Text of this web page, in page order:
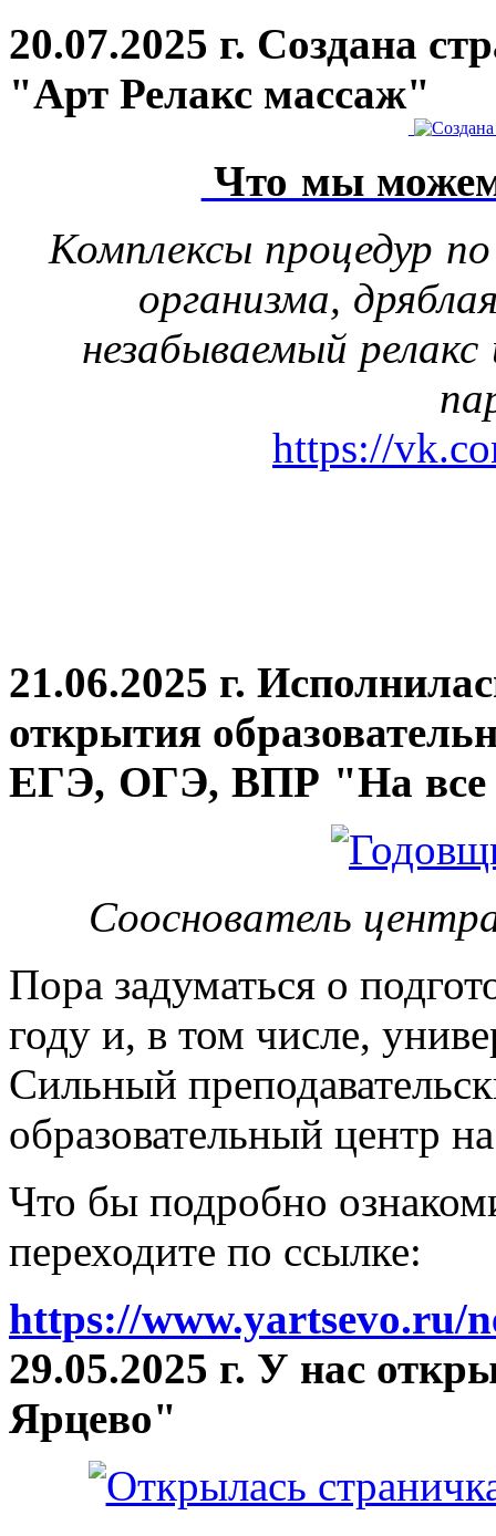
20.07.2025 г. Создана
"Арт Релакс массаж"
Что мы
Комплексы процедур
организма,
незабываемый
https://
21.06.2025 г.
открытия
ЕГЭ, ОГЭ, ВПР "На все
Сооснователь
Пора задуматься о
году и, в том числе,
Сильный
образовательный центр
Что бы подробно
переходите по ссылке:
https://www.yartsevo.ru/
29.05.2025 г. У нас
Ярцево"